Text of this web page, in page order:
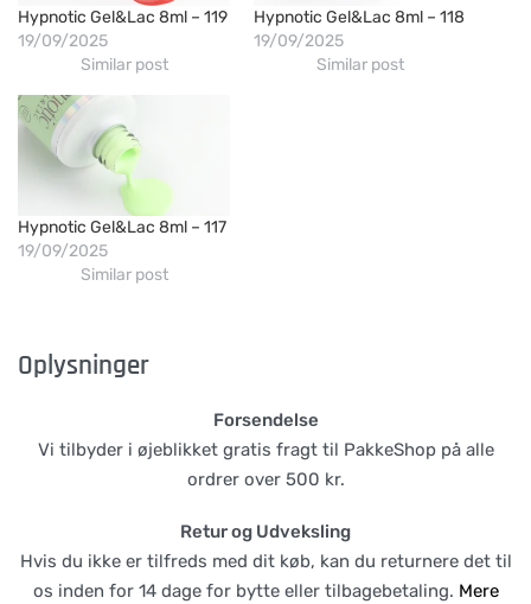
Hypnotic Gel&Lac 8ml – 119
19/09/2025
Similar post
Hypnotic Gel&Lac 8ml – 118
19/09/2025
Similar post
Hypnotic Gel&Lac 8ml – 117
19/09/2025
Similar post
Oplysninger
Forsendelse
Vi tilbyder i øjeblikket gratis fragt til PakkeShop på alle
ordrer over 500 kr.
Retur og Udveksling
Hvis du ikke er tilfreds med dit køb, kan du returnere det til
os inden for 14 dage for bytte eller tilbagebetaling. Mere